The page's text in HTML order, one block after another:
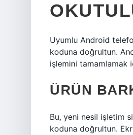
Uyumlu Android
koduna doğrultun.
işlemini tamamlamak
ÜRÜN
Bu, yeni nesil işletim
koduna doğrultun.